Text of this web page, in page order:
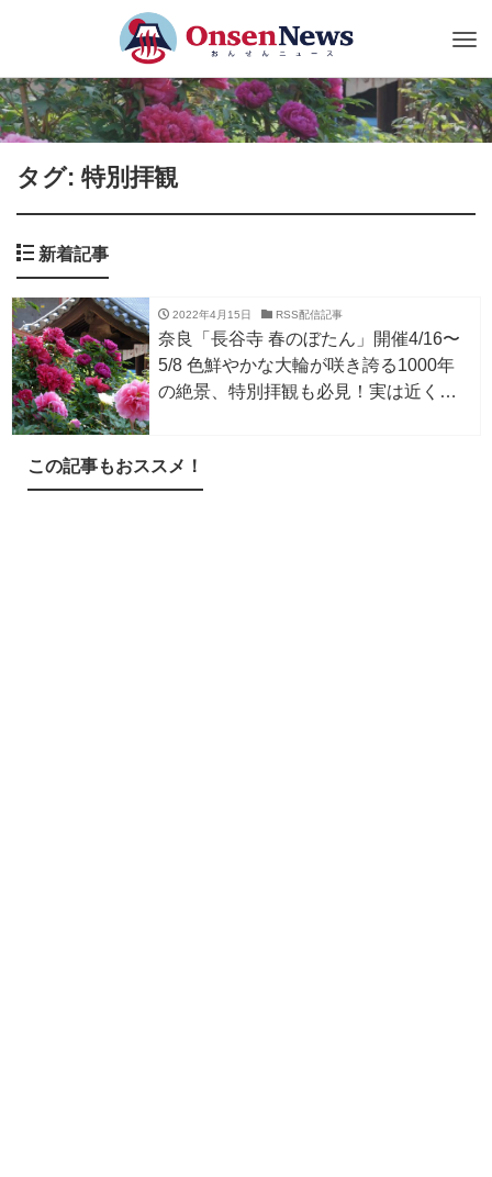
タグ: 特別拝観
新着記事
2022年4月15日 RSS配信記事
奈良「長谷寺 春のぼたん」開催4/16〜
5/8 色鮮やかな大輪が咲き誇る1000年
の絶景、特別拝観も必見！実は近くに
この記事もおススメ！